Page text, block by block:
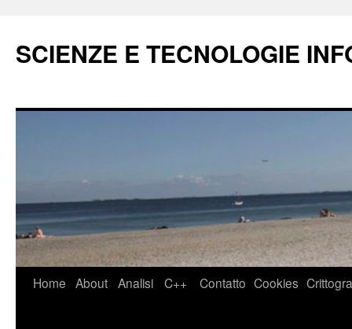
contenuto
SCIENZE E TECNOLOGIE
Home About Analisi C++ Contatto Cookies